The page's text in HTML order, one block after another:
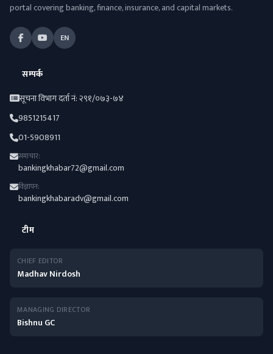
portal covering banking, finance, insurance, and capital markets.
EN
सम्पर्क
सूचना विभाग दर्ता नं: २९१/०७३-७४
9851215417
01-5908911
समाचार:
bankingkhabar72@gmail.com
विज्ञापन:
bankingkhabaradv@gmail.com
टीम
CHIEF EDITOR
Madhav Nirdosh
MANAGING DIRECTOR
Bishnu GC